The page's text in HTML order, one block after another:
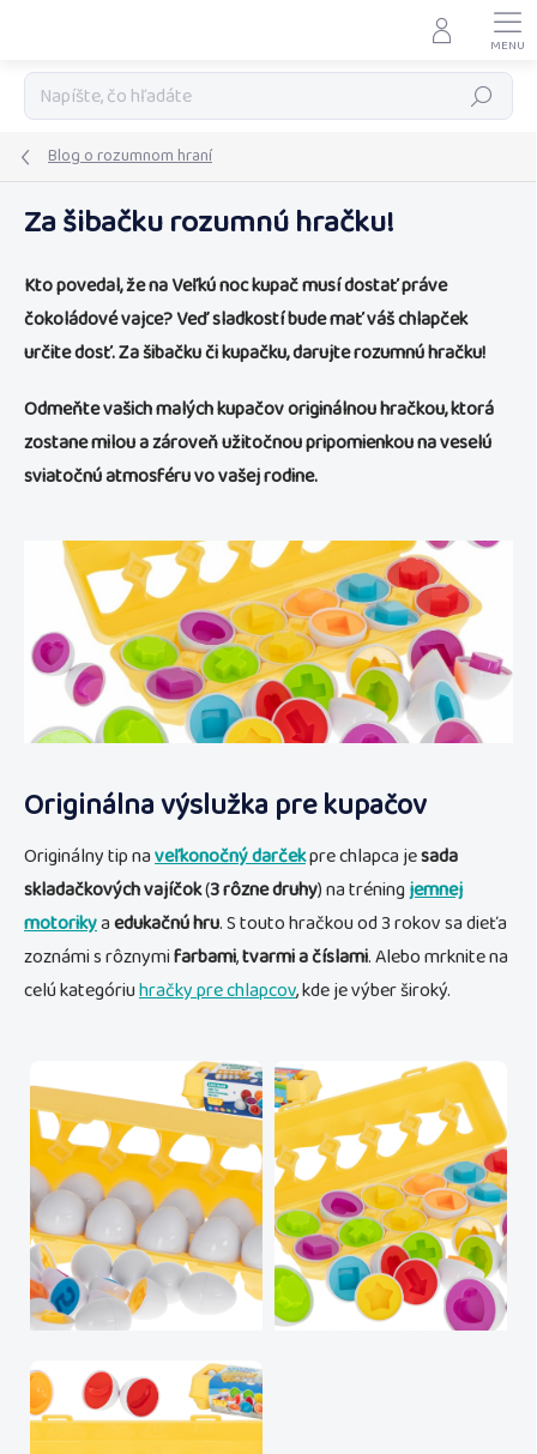
Hľadať
Blog o rozumnom hraní
Za šibačku rozumnú hračku!
Kto povedal, že na Veľkú noc kupač musí dostať práve
čokoládové vajce? Veď sladkostí bude mať váš chlapček
určite dosť. Za šibačku či kupačku, darujte rozumnú hračku!
Odmeňte vašich malých kupačov originálnou hračkou, ktorá
zostane milou a zároveň užitočnou pripomienkou na veselú
sviatočnú atmosféru vo vašej rodine.
Originálna výslužka pre kupačov
Originálny tip naveľkonočný darčekpre chlapca jesada
skladačkových vajíčok(3 rôzne druhy) na tréningjemnej
motorikyaedukačnú hru. S touto hračkou od 3 rokov sa dieťa
zoznámi s rôznymifarbami,tvarmi ačíslami. Alebo mrknite na
celú kategóriuhračky pre chlapcov, kde je výber široký.